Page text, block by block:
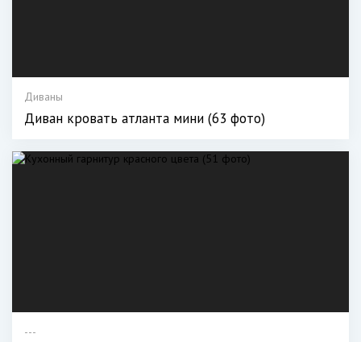
Диваны
Диван кровать атланта мини (63 фото)
---